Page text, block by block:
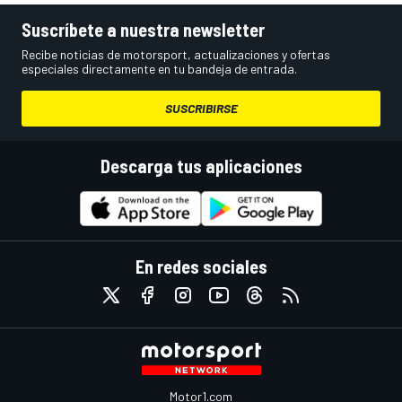
Suscríbete a nuestra newsletter
Recibe noticias de motorsport, actualizaciones y ofertas
especiales directamente en tu bandeja de entrada.
SUSCRIBIRSE
Descarga tus aplicaciones
En redes sociales
Motor1.com